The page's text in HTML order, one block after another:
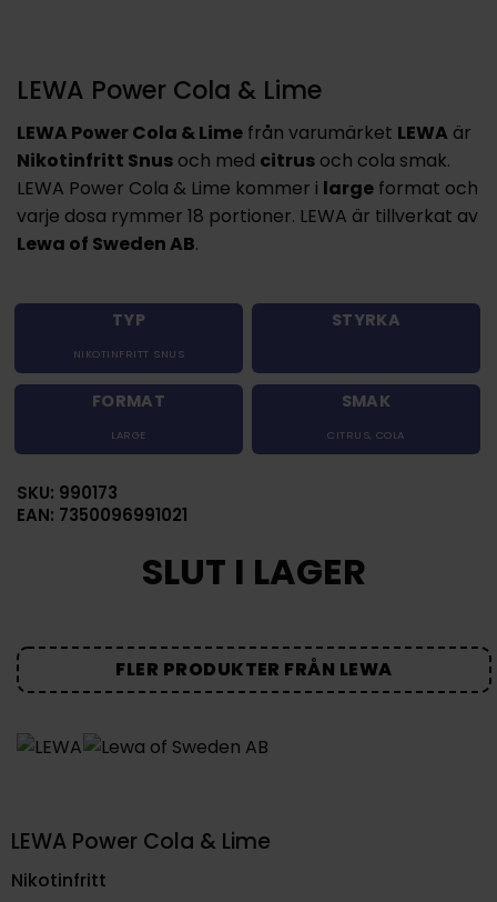
LEWA Power Cola & Lime
LEWA Power Cola & Lime från varumärket LEWA är
Nikotinfritt Snus och med citrus och cola smak.
LEWA Power Cola & Lime kommer i large format och
varje dosa rymmer 18 portioner. LEWA är tillverkat av
Lewa of Sweden AB.
TYP
NIKOTINFRITT SNUS
STYRKA
FORMAT
LARGE
SMAK
CITRUS, COLA
SKU: 990173
EAN: 7350096991021
SLUT I LAGER
FLER PRODUKTER FRÅN LEWA
LEWA Power Cola & Lime
Nikotinfritt